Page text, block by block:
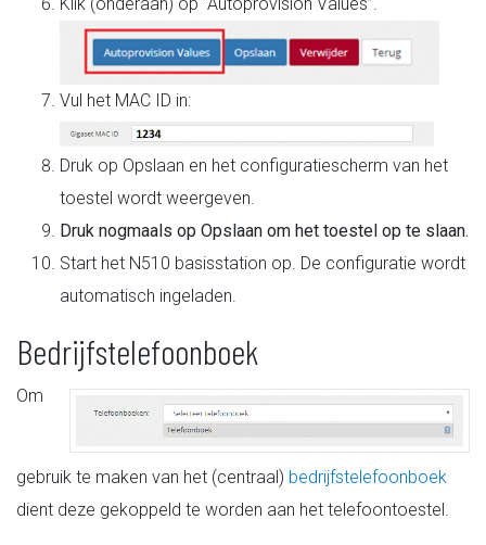
Klik (onderaan) op “Autoprovision Values”.
Vul het MAC ID in:
Druk op Opslaan en het configuratiescherm van het
toestel wordt weergeven.
Druk nogmaals op Opslaan om het toestel op te slaan.
Start het N510 basisstation op. De configuratie wordt
automatisch ingeladen.
Bedrijfstelefoonboek
Om
gebruik te maken van het (centraal) bedrijfstelefoonboek
dient deze gekoppeld te worden aan het telefoontoestel.